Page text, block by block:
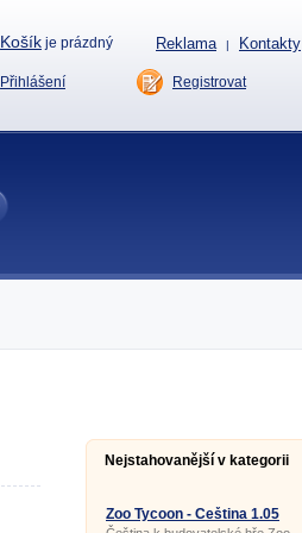
Nejstahovanější v kategorii
Zoo Tycoon - Čeština 1.05
Košík je prázdný Reklama | Kontakty
Přihlášení Registrovat